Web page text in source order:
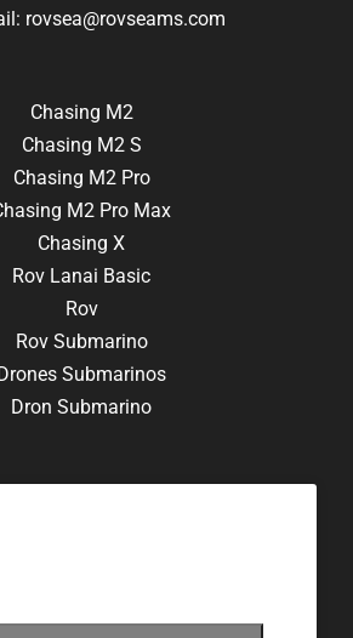
rovsea@rovseams.com
Chasing M2
Chasing M2 S
Chasing M2 Pro
M2 Pro Max
Chasing X
Rov Lanai Basic
Rov
Rov Submarino
Submarinos
Dron Submarino